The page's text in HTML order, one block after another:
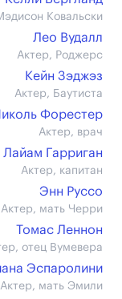
Ковальски
Лео Вудалл
Актер, Роджерс
Кейн Зэджэз
Актер, Баутиста
Форестер
Актер, врач
Лайам Гарриган
Актер, капитан
Энн Руссо
Актер, мать Черри
Томас Леннон
отец Вумевера
Эспаролини
Актер, мать Эмили